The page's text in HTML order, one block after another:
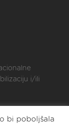
i/ili
bi poboljšala